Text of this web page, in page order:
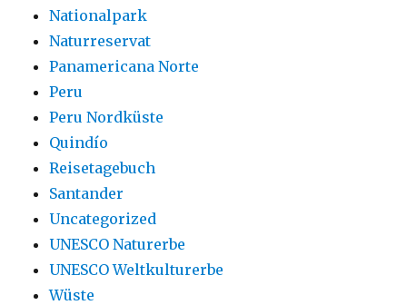
Nationalpark
Naturreservat
Panamericana Norte
Peru
Peru Nordküste
Quindío
Reisetagebuch
Santander
Uncategorized
UNESCO Naturerbe
UNESCO Weltkulturerbe
Wüste